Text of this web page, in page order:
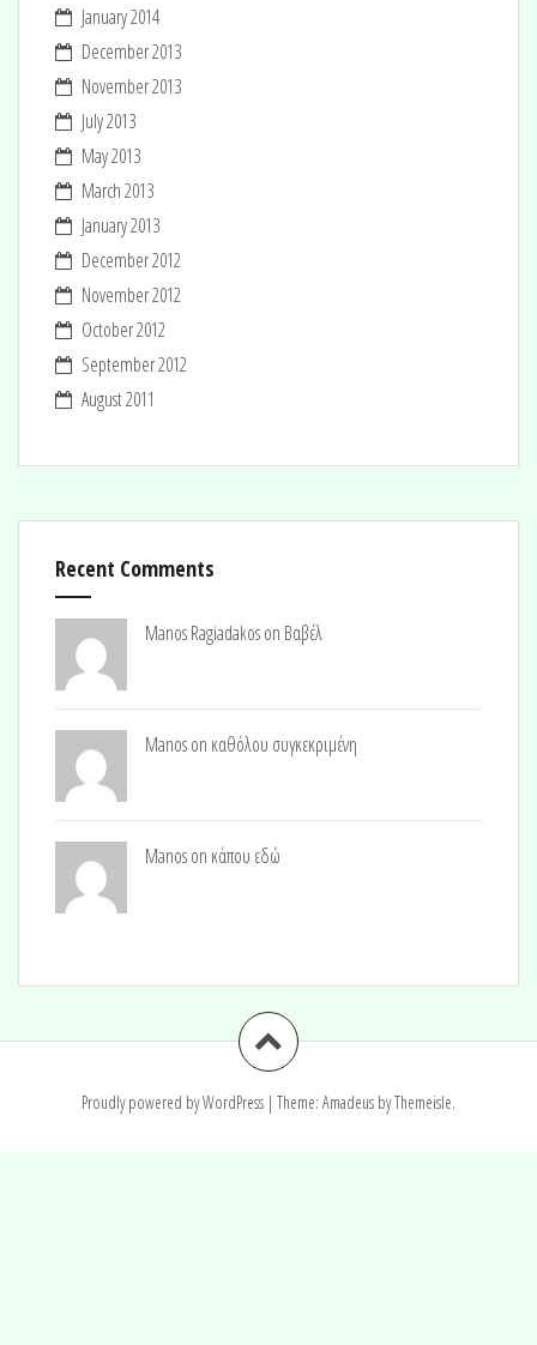
January 2014
December 2013
November 2013
July 2013
May 2013
March 2013
January 2013
December 2012
November 2012
October 2012
September 2012
August 2011
Recent Comments
Manos Ragiadakos on Βαβέλ
Manos on καθόλου συγκεκριμένη
Manos on κάπου εδώ
Proudly powered by WordPress | Theme: Amadeus by Themeisle.